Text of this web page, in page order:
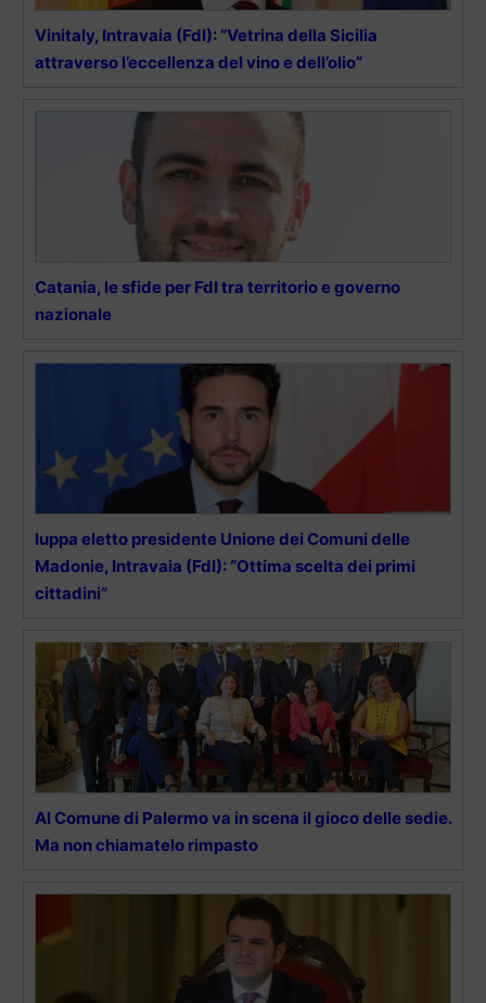
Vinitaly, Intravaia (FdI): “Vetrina della Sicilia
attraverso l’eccellenza del vino e dell’olio”
Catania, le sfide per FdI tra territorio e governo
nazionale
Iuppa eletto presidente Unione dei Comuni delle
Madonie, Intravaia (FdI): “Ottima scelta dei primi
cittadini”
Al Comune di Palermo va in scena il gioco delle sedie.
Ma non chiamatelo rimpasto